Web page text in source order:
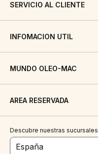
SERVICIO AL CLIENTE
INFOMACION UTIL
MUNDO OLEO-MAC
AREA RESERVADA
Descubre nuestras sucursales
España